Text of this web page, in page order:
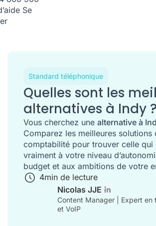
Se
Standard téléphonique
Quelles sont les
alternatives à Indy ?
Vous cherchez une alternative à
Comparez les meilleures solutions
comptabilité pour trouver celle qui
vraiment à votre niveau
budget et aux ambitions de votre
4min de lecture
Nicolas JJE
Content Manager | Expert en
et VoIP